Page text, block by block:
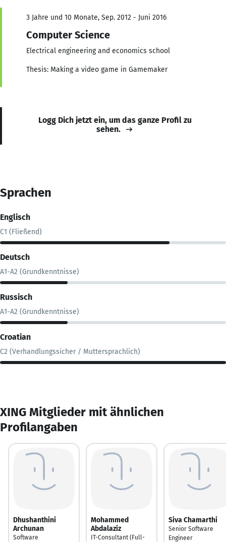
3 Jahre und 10 Monate, Sep. 2012 - Juni 2016
Computer Science
Electrical engineering and economics school
Thesis: Making a video game in Gamemaker
Logg Dich jetzt ein, um das ganze Profil zu
sehen.
Sprachen
Englisch
C1 (Fließend)
Deutsch
A1-A2 (Grundkenntnisse)
Russisch
A1-A2 (Grundkenntnisse)
Croatian
C2 (Verhandlungssicher / Muttersprachlich)
XING Mitglieder mit ähnlichen
Profilangaben
Dhushanthini
Archunan
Software
Mohammed
Abdalaziz
IT-Consultant (Full-
Siva Chamarthi
Senior Software
Engineer